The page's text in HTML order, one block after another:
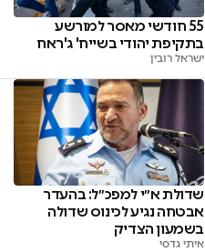
55 חודשי מאסר למורשע
בתקיפת יהודי בשייח' ג'ראח
ישראל רובין
שדולת א״י למפכ״ל: בהעדר
אבטחה נגיע לכינוס שדולה
בשמעון הצדיק
איתי גדסי